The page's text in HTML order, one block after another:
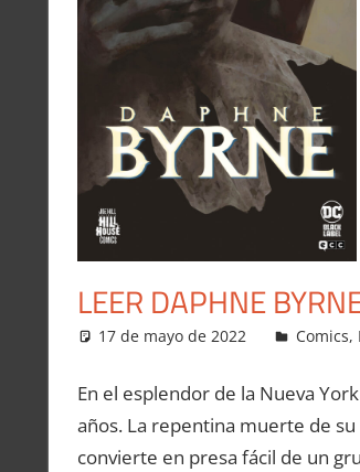
LEER DAPHNE
17 de mayo de 2022 Carlitox
Comics,
En el esplendor de la Nueva
años. La repentina muerte de
convierte en presa fácil de un